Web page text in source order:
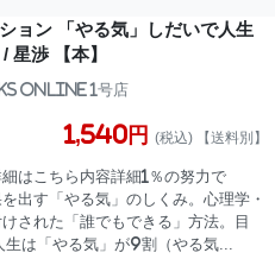
ョン 「やる気」しだいで人生
星渉 【本】
online 1号店
1,540円 (税込) 【送料別】
はこちら内容詳細1％の努力で
出す「やる気」のしくみ。心理学・
された「誰でもできる」方法。目
は「やる気」が9割（やる気...